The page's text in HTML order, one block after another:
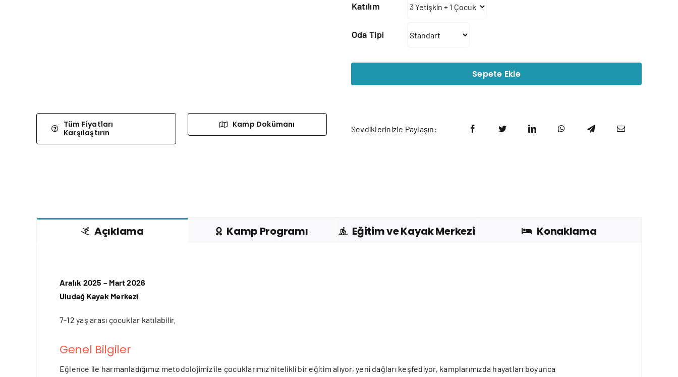
Katılım
Oda Tipi
Sepete Ekle
Tüm Fiyatları
Karşılaştırın
Kamp Dokümanı Sevdiklerinizle Paylaşın:
Açıklama Kamp Programı Eğitim ve Kayak Merkezi Konaklama
Aralık 2025 – Mart 2026
Uludağ Kayak Merkezi
7-12 yaş arası çocuklar katılabilir.
Genel Bilgiler
Eğlence ile harmanladığımız metodolojimiz ile çocuklarımız nitelikli bir eğitim alıyor, yeni dağları keşfediyor, kamplarımızda hayatları boyunca